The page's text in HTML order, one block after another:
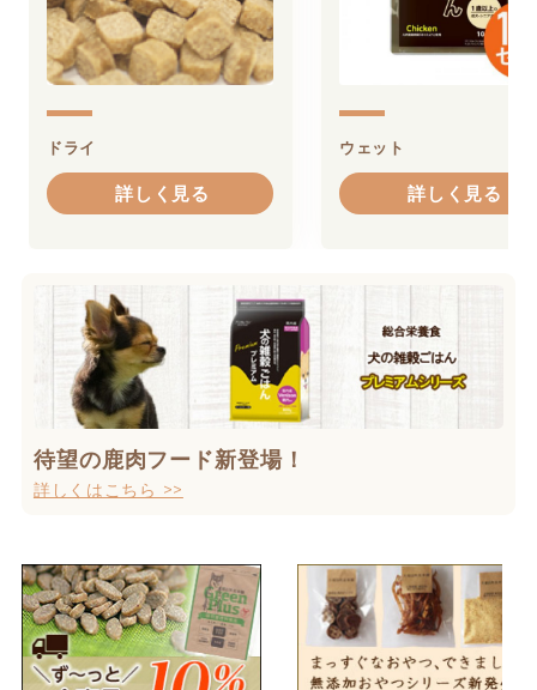
ドライ
詳しく見る
ウェット
詳しく見る
待望の鹿肉フード新登場！
詳しくはこちら >>